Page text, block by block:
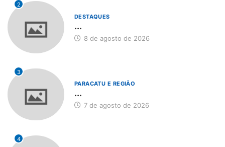
2
DESTAQUES
...
8 de agosto de 2026
3
PARACATU E REGIÃO
...
7 de agosto de 2026
4